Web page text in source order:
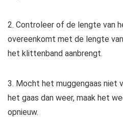
2. Controleer of de lengte van
overeenkomt met de lengte
het klittenband aanbrengt.
3. Mocht het muggengaas niet
het gaas dan weer, maak het
opnieuw.